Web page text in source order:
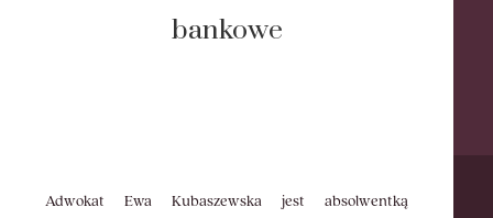
bankowe
Adwokat Ewa Kubaszewska jest absolwentką